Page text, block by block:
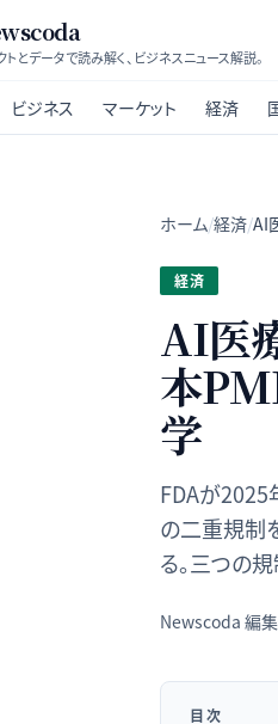
トとデータで読み解く、ビジネスニュース解説。
ビジネス マーケット 経済
ホーム/経済/AI
経済
AI医
本
学
FDAが2025
の二重規制
る。三つの
Newscoda 編
目次